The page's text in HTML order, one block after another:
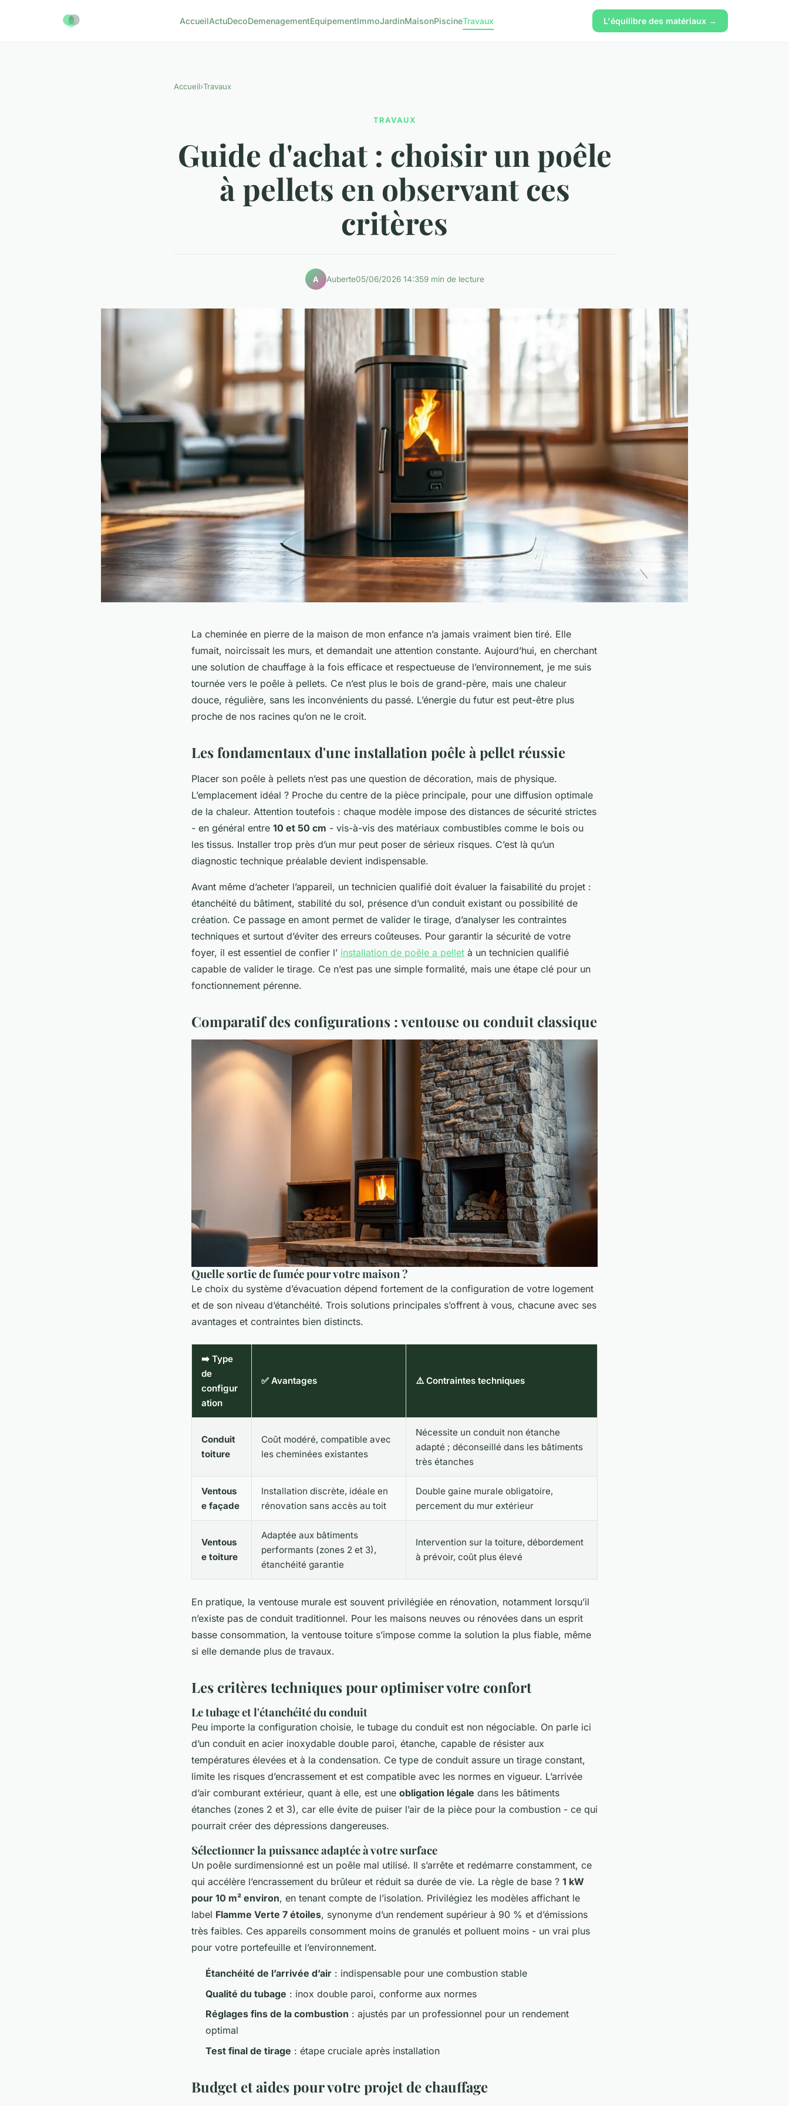
AccueilActuDecoDemenagementEquipementImmoJardinMaisonPiscineTravaux L'équilibre des matériaux →
Accueil›Travaux
TRAVAUX
Guide d'achat : choisir un poêle
à pellets en observant ces
critères
A Auberte05/06/2026 14:359 min de lecture
La cheminée en pierre de la maison de mon enfance n’a jamais vraiment bien tiré. Elle
fumait, noircissait les murs, et demandait une attention constante. Aujourd’hui, en cherchant
une solution de chauffage à la fois efficace et respectueuse de l’environnement, je me suis
tournée vers le poêle à pellets. Ce n’est plus le bois de grand-père, mais une chaleur
douce, régulière, sans les inconvénients du passé. L’énergie du futur est peut-être plus
proche de nos racines qu’on ne le croit.
Les fondamentaux d'une installation poêle à pellet réussie
Placer son poêle à pellets n’est pas une question de décoration, mais de physique.
L’emplacement idéal ? Proche du centre de la pièce principale, pour une diffusion optimale
de la chaleur. Attention toutefois : chaque modèle impose des distances de sécurité strictes
- en général entre 10 et 50 cm - vis-à-vis des matériaux combustibles comme le bois ou
les tissus. Installer trop près d’un mur peut poser de sérieux risques. C’est là qu’un
diagnostic technique préalable devient indispensable.
Avant même d’acheter l’appareil, un technicien qualifié doit évaluer la faisabilité du projet :
étanchéité du bâtiment, stabilité du sol, présence d’un conduit existant ou possibilité de
création. Ce passage en amont permet de valider le tirage, d’analyser les contraintes
techniques et surtout d’éviter des erreurs coûteuses. Pour garantir la sécurité de votre
foyer, il est essentiel de confier l’ installation de poêle a pellet à un technicien qualifié
capable de valider le tirage. Ce n’est pas une simple formalité, mais une étape clé pour un
fonctionnement pérenne.
Comparatif des configurations : ventouse ou conduit classique
Quelle sortie de fumée pour votre maison ?
Le choix du système d’évacuation dépend fortement de la configuration de votre logement
et de son niveau d’étanchéité. Trois solutions principales s’offrent à vous, chacune avec ses
avantages et contraintes bien distincts.
➡️ Type
de
configur
ation
✅ Avantages ⚠️ Contraintes techniques
Conduit
toiture
Coût modéré, compatible avec
les cheminées existantes
Nécessite un conduit non étanche
adapté ; déconseillé dans les bâtiments
très étanches
Ventous
e façade
Installation discrète, idéale en
rénovation sans accès au toit
Double gaine murale obligatoire,
percement du mur extérieur
Ventous
e toiture
Adaptée aux bâtiments
performants (zones 2 et 3),
étanchéité garantie
Intervention sur la toiture, débordement
à prévoir, coût plus élevé
En pratique, la ventouse murale est souvent privilégiée en rénovation, notamment lorsqu’il
n’existe pas de conduit traditionnel. Pour les maisons neuves ou rénovées dans un esprit
basse consommation, la ventouse toiture s’impose comme la solution la plus fiable, même
si elle demande plus de travaux.
Les critères techniques pour optimiser votre confort
Le tubage et l'étanchéité du conduit
Peu importe la configuration choisie, le tubage du conduit est non négociable. On parle ici
d’un conduit en acier inoxydable double paroi, étanche, capable de résister aux
températures élevées et à la condensation. Ce type de conduit assure un tirage constant,
limite les risques d’encrassement et est compatible avec les normes en vigueur. L’arrivée
d’air comburant extérieur, quant à elle, est une obligation légale dans les bâtiments
étanches (zones 2 et 3), car elle évite de puiser l’air de la pièce pour la combustion - ce qui
pourrait créer des dépressions dangereuses.
Sélectionner la puissance adaptée à votre surface
Un poêle surdimensionné est un poêle mal utilisé. Il s’arrête et redémarre constamment, ce
qui accélère l’encrassement du brûleur et réduit sa durée de vie. La règle de base ? 1 kW
pour 10 m² environ, en tenant compte de l’isolation. Privilégiez les modèles affichant le
label Flamme Verte 7 étoiles, synonyme d’un rendement supérieur à 90 % et d’émissions
très faibles. Ces appareils consomment moins de granulés et polluent moins - un vrai plus
pour votre portefeuille et l’environnement.
Étanchéité de l’arrivée d’air : indispensable pour une combustion stable
Qualité du tubage : inox double paroi, conforme aux normes
Réglages fins de la combustion : ajustés par un professionnel pour un rendement
optimal
Test final de tirage : étape cruciale après installation
Budget et aides pour votre projet de chauffage